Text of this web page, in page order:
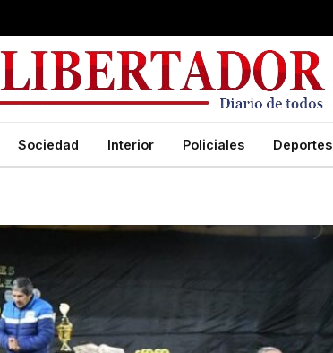
Sociedad Interior Policiales Deportes